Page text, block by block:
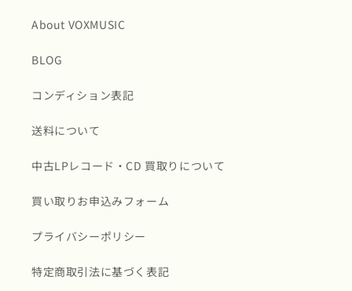
About VOXMUSIC
BLOG
コンディション表記
送料について
中古LPレコード・CD 買取りについて
買い取りお申込みフォーム
プライバシーポリシー
特定商取引法に基づく表記